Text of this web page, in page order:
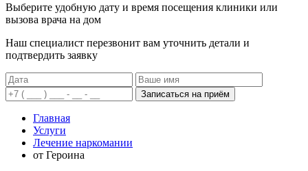
Выберите удобную дату и время посещения клиники или
вызова врача на дом
Наш специалист перезвонит вам уточнить детали и
подтвердить заявку
Записаться на приём
Главная
Услуги
Лечение наркомании
от Героина